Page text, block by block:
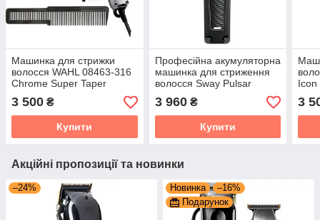
Машинка для стрижки
волосся WAHL 08463-316
Chrome Super Taper
3 500 ₴
Купити
Професійна акумуляторна
машинка для стриження
волосся Sway Pulsar
3 960₴
Купити
Icon
3
Акційні пропозиції та новинки
–24% Новинка
–16%
Подарунок